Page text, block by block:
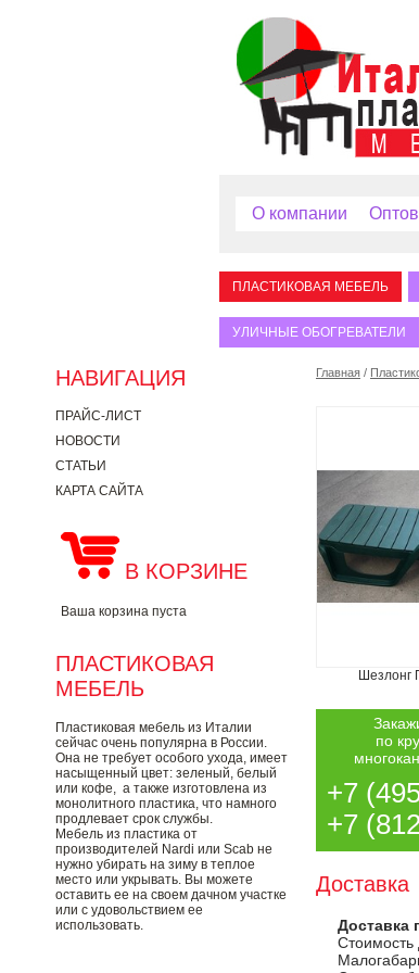
О компании
ПЛАСТИКОВАЯ МЕБЕЛЬ
УЛИЧНЫЕ ОБОГРЕВАТЕЛИ
НАВИГАЦИЯ
ПРАЙС-ЛИСТ
НОВОСТИ
СТАТЬИ
КАРТА САЙТА
В КОРЗИНЕ
Ваша корзина пуста
ПЛАСТИКОВАЯ
МЕБЕЛЬ
Пластиковая мебель из Италии
сейчас очень популярна в России.
Она не требует особого ухода, имеет
насыщенный цвет: зеленый, белый
или кофе, а также изготовлена из
монолитного пластика, что намного
продлевает срок службы.
Мебель из пластика от
производителей Nardi или Scab не
нужно убирать на зиму в теплое
место или укрывать. Вы можете
оставить ее на своем дачном участке
или с удовольствием ее
использовать.
Главная /
Шезлонг
по
+7
+7
Доставка
Доставка